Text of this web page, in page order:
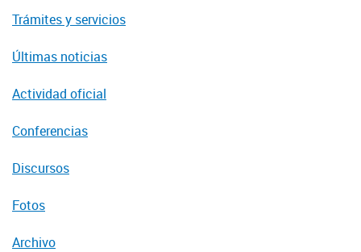
Trámites y servicios
Últimas noticias
Actividad oficial
Conferencias
Discursos
Fotos
Archivo